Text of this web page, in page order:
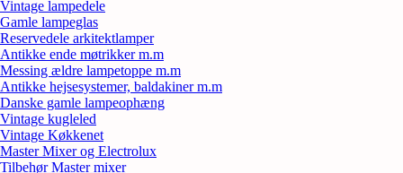
Vintage lampedele
Gamle lampeglas
Reservedele arkitektlamper
Antikke ende møtrikker m.m
Messing ældre lampetoppe m.m
Antikke hejsesystemer, baldakiner m.m
Danske gamle lampeophæng
Vintage kugleled
Vintage Køkkenet
Master Mixer og Electrolux
Tilbehør Master mixer